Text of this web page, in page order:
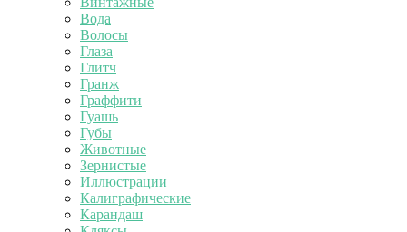
Вода
Волосы
Глаза
Глитч
Гранж
Граффити
Гуашь
Губы
Животные
Зернистые
Иллюстрации
Калиграфические
Карандаш